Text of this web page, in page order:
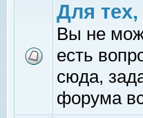
Для
Вы не
есть
сюда,
форума